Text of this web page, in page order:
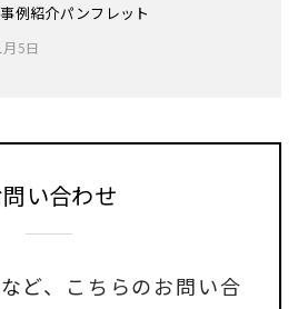
例紹介パンフレット
5日
い合わせ
ど、
こちらのお問い合